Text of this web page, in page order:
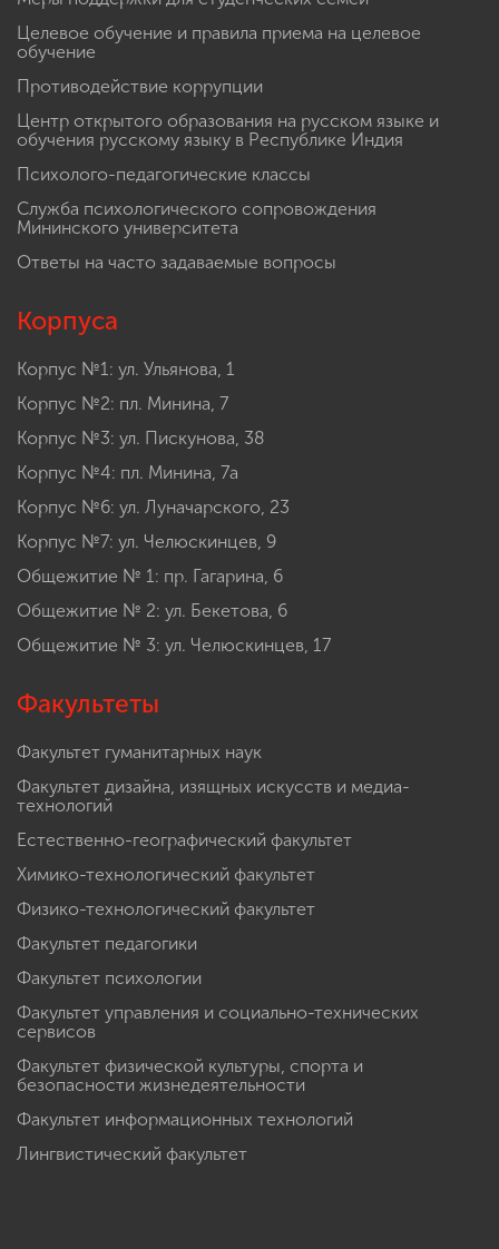
Целевое обучение и правила приема на целевое
обучение
Противодействие коррупции
Центр открытого образования на русском языке и
обучения русскому языку в Республике Индия
Психолого-педагогические классы
Служба психологического сопровождения
Мининского университета
Ответы на часто задаваемые вопросы
Корпуса
Корпус №1: ул. Ульянова, 1
Корпус №2: пл. Минина, 7
Корпус №3: ул. Пискунова, 38
Корпус №4: пл. Минина, 7а
Корпус №6: ул. Луначарского, 23
Корпус №7: ул. Челюскинцев, 9
Общежитие № 1: пр. Гагарина, 6
Общежитие № 2: ул. Бекетова, 6
Общежитие № 3: ул. Челюскинцев, 17
Факультеты
Факультет гуманитарных наук
Факультет дизайна, изящных искусств и медиа-
технологий
Естественно-географический факультет
Химико-технологический факультет
Физико-технологический факультет
Факультет педагогики
Факультет психологии
Факультет управления и социально-технических
сервисов
Факультет физической культуры, спорта и
безопасности жизнедеятельности
Факультет информационных технологий
Лингвистический факультет